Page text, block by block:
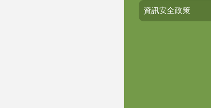
資訊安全政策